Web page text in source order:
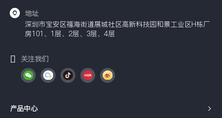
地址
深圳市宝安区福海街道展城社区高新科技园和景工业区H栋厂
房101、1层、2层、3层、4层
关注我们
产品中心